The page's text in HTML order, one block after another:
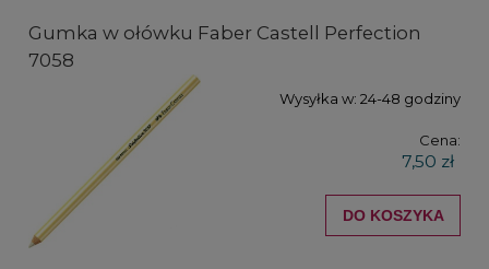
Gumka w ołówku Faber Castell Perfection
7058
Wysyłka w: 24-48 godziny
Cena:
7,50 zł
DO KOSZYKA